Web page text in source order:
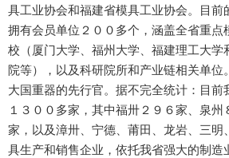
具工业协会和福建省模具工业协会。目前
拥有会员单位２００多个，涵盖全省重点
校（厦门大学、福州大学、福建理工大学
院等），以及科研院所和产业链相关单位
大国重器的先行官。据不完全统计：目前
１３００多家，其中福卅２９６家、泉州
家，以及漳卅、宁德、莆田、龙岩、三明
具生产和销售企业，依托我省强大的制造